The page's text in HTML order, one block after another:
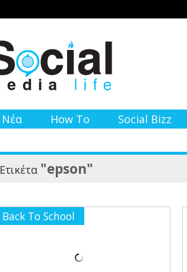
Νέα How To Social Bizz
Ετικέτα "epson"
Back To School